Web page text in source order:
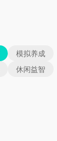
模拟养成
休闲益智